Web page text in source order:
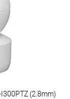
(2.8mm)